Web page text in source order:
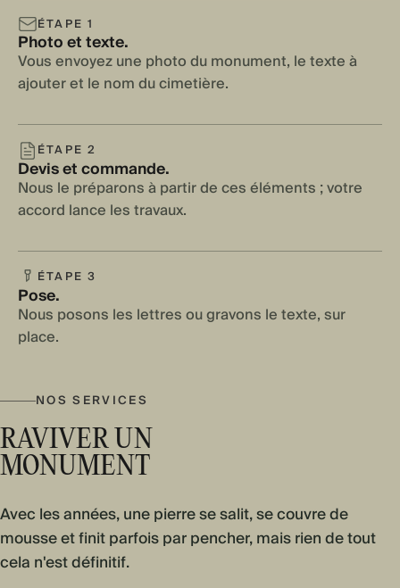
ÉTAPE 1
Photo et texte.
Vous envoyez une photo du monument, le texte à
ajouter et le nom du cimetière.
ÉTAPE 2
Devis et commande.
Nous le préparons à partir de ces éléments ; votre
accord lance les travaux.
ÉTAPE 3
Pose.
Nous posons les lettres ou gravons le texte, sur
place.
NOS SERVICES
RAVIVER UN
MONUMENT
Avec les années, une pierre se salit, se couvre de
mousse et finit parfois par pencher, mais rien de tout
cela n'est définitif.